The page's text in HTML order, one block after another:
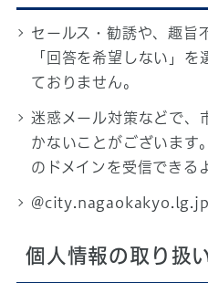
セールス・勧誘や、趣旨
「回答を希望しない」
ておりません。
迷惑メール対策などで、
かないことがございます
のドメインを受信できる
@city.nagaokakyo.lg.jp
個人情報の取り扱